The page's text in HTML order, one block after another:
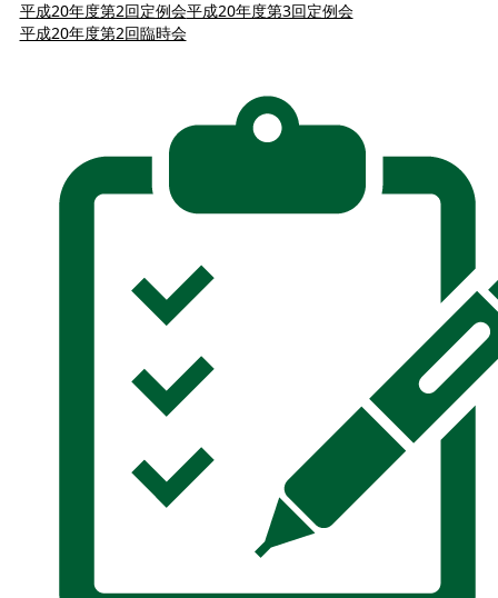
平成20年度第2回定例会平成20年度第3回定例会
平成20年度第2回臨時会